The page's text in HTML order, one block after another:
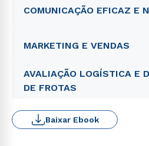
COMUNICAÇÃO EFICAZ E
MARKETING E VENDAS
AVALIAÇÃO LOGÍSTICA E
DE FROTAS
Baixar Ebook